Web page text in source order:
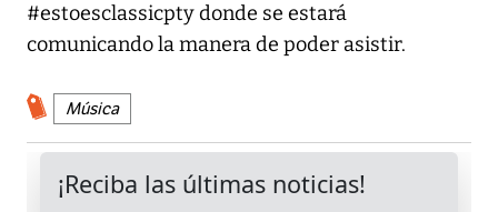
#estoesclassicpty donde se estará
comunicando la manera de poder asistir.
Música